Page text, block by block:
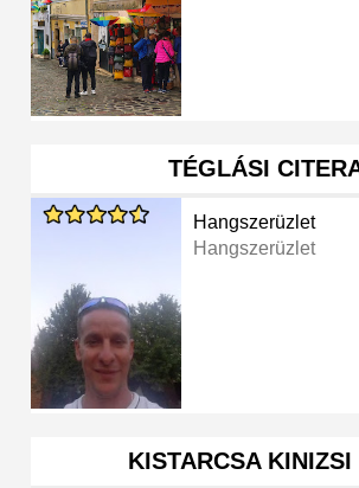
TÉGLÁSI
Hangszerüzlet
Hangszerüzlet
KISTARCSA KINIZSI